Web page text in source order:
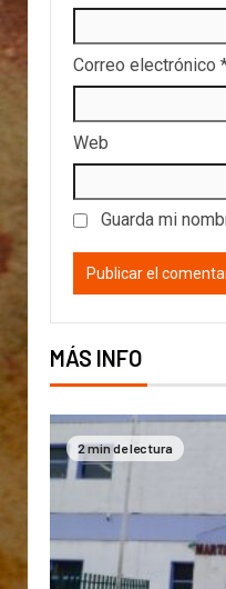
Correo electrónico
Web
Guarda mi
MÁS INFO
2 min de lectura